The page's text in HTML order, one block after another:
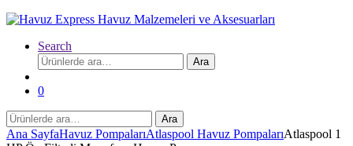
Search
Ara:
Ara
0
Ara:
Ara
Ana SayfaHavuz PompalarıAtlaspool Havuz PompalarıAtlaspool 1